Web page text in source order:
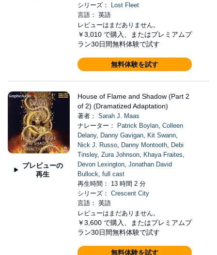
シリーズ：
Lost Fleet
言語： 英語
レビューはまだありません。
￥3,010 で購入、またはプレミアムプ
ラン30日間無料体験で試す
無料体験を試す
プレビューの
再生
House of Flame and Shadow (Part 2
of 2) (Dramatized Adaptation)
著者： Sarah J. Maas
ナレーター：
Patrick Boylan, Colleen
Delany, Danny Gavigan, Kit Swann,
Nick J. Russo, Danny Montooth, Debi
Tinsley, Zura Johnson, Khaya Fraites,
Devon Lexington, Jonathan David
Bullock, full cast
再生時間： 13 時間 2 分
シリーズ： Crescent City
言語： 英語
レビューはまだありません。
￥3,600 で購入、またはプレミアムプ
ラン30日間無料体験で試す
無料体験を試す